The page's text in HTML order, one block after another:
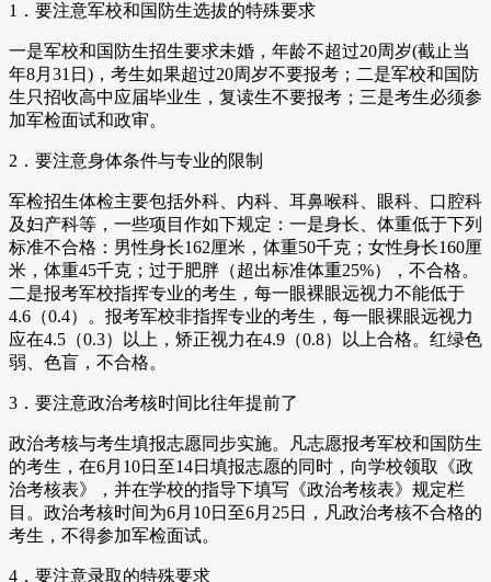
1．要注意军校和国防生选拔的特殊要求
一是军校和国防生招生要求未婚，年龄不超过20周岁(截止当
年8月31日)，考生如果超过20周岁不要报考；二是军校和国防
生只招收高中应届毕业生，复读生不要报考；三是考生必须参
加军检面试和政审。
2．要注意身体条件与专业的限制
军检招生体检主要包括外科、内科、耳鼻喉科、眼科、口腔科
及妇产科等，一些项目作如下规定：一是身长、体重低于下列
标准不合格：男性身长162厘米，体重50千克；女性身长160厘
米，体重45千克；过于肥胖（超出标准体重25%），不合格。
二是报考军校指挥专业的考生，每一眼裸眼远视力不能低于
4.6（0.4）。报考军校非指挥专业的考生，每一眼裸眼远视力
应在4.5（0.3）以上，矫正视力在4.9（0.8）以上合格。红绿色
弱、色盲，不合格。
3．要注意政治考核时间比往年提前了
政治考核与考生填报志愿同步实施。凡志愿报考军校和国防生
的考生，在6月10日至14日填报志愿的同时，向学校领取《政
治考核表》，并在学校的指导下填写《政治考核表》规定栏
目。政治考核时间为6月10日至6月25日，凡政治考核不合格的
考生，不得参加军检面试。
4．要注意录取的特殊要求